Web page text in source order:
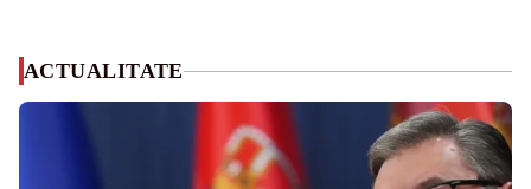
ACTUALITATE